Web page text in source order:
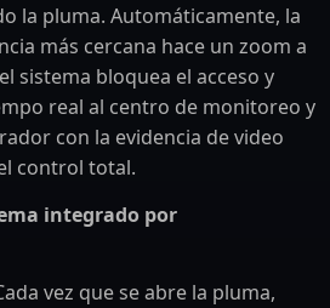
la pluma. Automáticamente, la
más cercana hace un zoom a
sistema bloquea el acceso y
real al centro de monitoreo y
con la evidencia de video
control total.
integrado por
vez que se abre la pluma,